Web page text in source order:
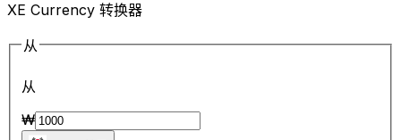
XE Currency 转换器
从
从
₩